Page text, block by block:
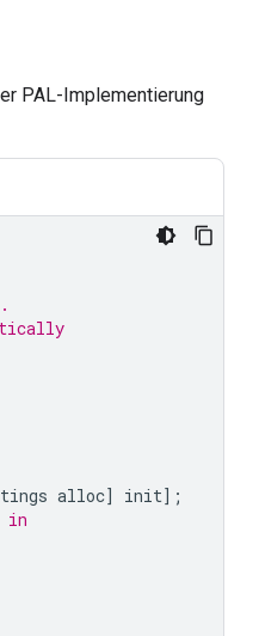
PAL-Implementierung
alloc] init];
in